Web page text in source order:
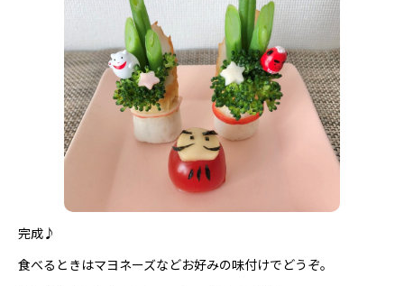
完成♪
食べるときはマヨネーズなどお好みの味付けでどうぞ。